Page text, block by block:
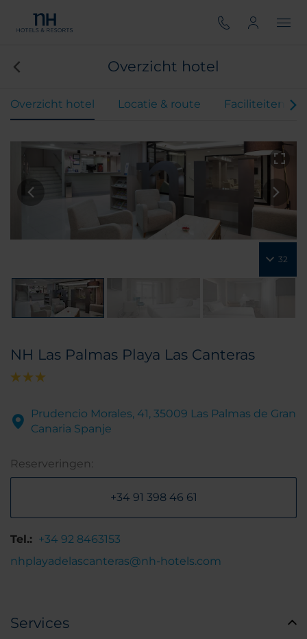
Overzicht hotel
Overzicht hotel Locatie & route Faciliteiten
32
NH Las Palmas Playa Las Canteras
Prudencio Morales, 41, 35009 Las Palmas de Gran
Canaria Spanje
Reserveringen:
+34 91 398 46 61
Tel.: +34 92 8463153
nhplayadelascanteras@nh-hotels.com
Services